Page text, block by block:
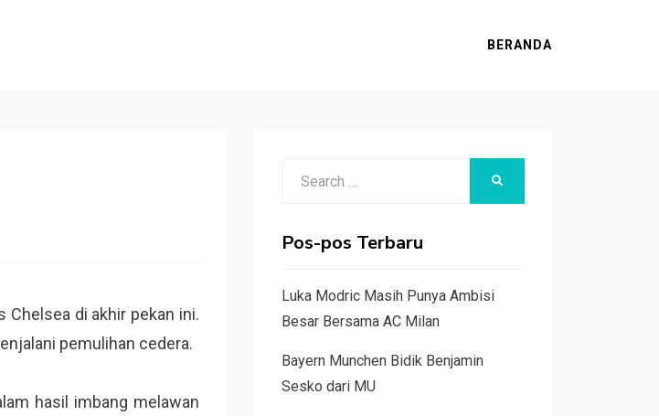
BERANDA
di akhir pekan ini.
pemulihan cedera.
hasil imbang melawan
Pos-pos Terbaru
Luka Modric Masih Punya Ambisi
Besar Bersama AC Milan
Bayern Munchen Bidik Benjamin
Sesko dari MU